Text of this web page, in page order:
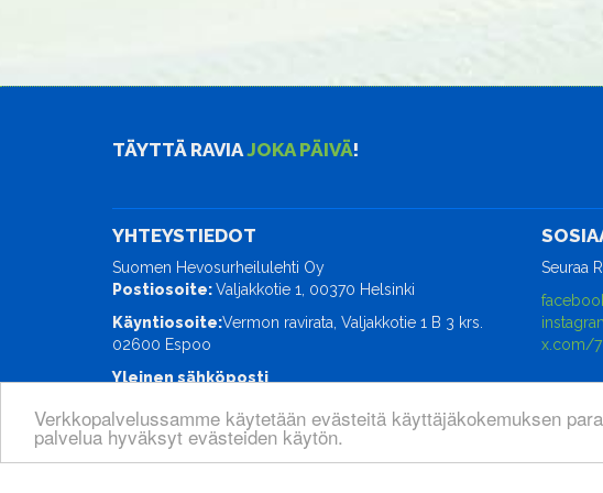
Verkkopalvelussamme käytetään evästeitä käyttäjäkokemuksen
palvelua hyväksyt evästeiden käytön.
TÄYTTÄ RAVIAJOKA PÄIVÄ!
YHTEYSTIEDOT
Suomen Hevosurheilulehti Oy
Postiosoite:Valjakkotie 1, 00370 Helsinki
Käyntiosoite:Vermon ravirata, Valjakkotie 1 B 3 krs.
02600 Espoo
Yleinen sähköposti
ravimaailma@hevosurheilu.fi
Seuraa
x.com/
© Suomen Hevosurheilulehti Oy| Toiminnanohjausjärjestelmä